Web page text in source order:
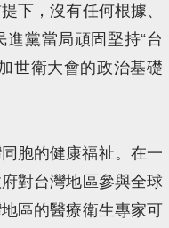
下，沒有任何根據、
黨當局頑固堅持“台
世衛大會的政治基礎
胞的健康福祉。在一
對台灣地區參與全球
區的醫療衛生專家可